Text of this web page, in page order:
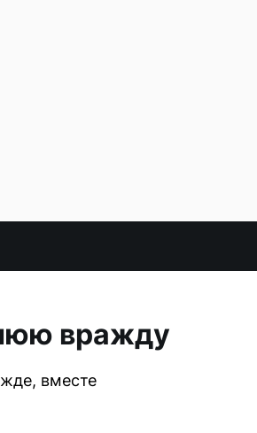
вражду
вместе